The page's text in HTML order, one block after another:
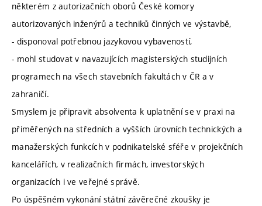
některém z autorizačních oborů České komory
autorizovaných inženýrů a techniků činných ve výstavbě,
- disponoval potřebnou jazykovou vybaveností,
- mohl studovat v navazujících magisterských studijních
programech na všech stavebních fakultách v ČR a v
zahraničí.
Smyslem je připravit absolventa k uplatnění se v praxi na
přiměřených na středních a vyšších úrovních technických a
manažerských funkcích v podnikatelské sféře v projekčních
kancelářích, v realizačních firmách, investorských
organizacích i ve veřejné správě.
Po úspěšném vykonání státní závěrečné zkoušky je